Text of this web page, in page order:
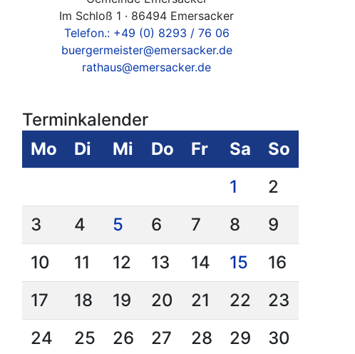
Im Schloß 1 · 86494 Emersacker
Telefon.: +49 (0) 8293 / 76 06
buergermeister@emersacker.de
rathaus@emersacker.de
Terminkalender
Mo
Di Mi Do Fr Sa
So
1
2
3
4 5 6 7 8
9
10
11 12 13 14 15
16
17
18 19 20 21 22
23
24
25 26 27 28 29
30